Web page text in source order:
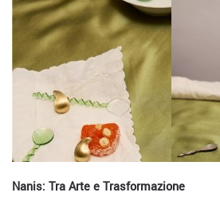
Nanis: Tra Arte e Trasformazione